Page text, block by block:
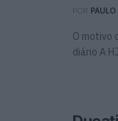
O motivo
diário A